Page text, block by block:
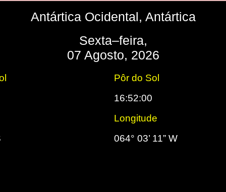
Antártica Ocidental, Antártica
Sexta–feira,
07 Agosto, 2026
Pôr do Sol
16:52:00
Longitude
064° 03’ 11” W